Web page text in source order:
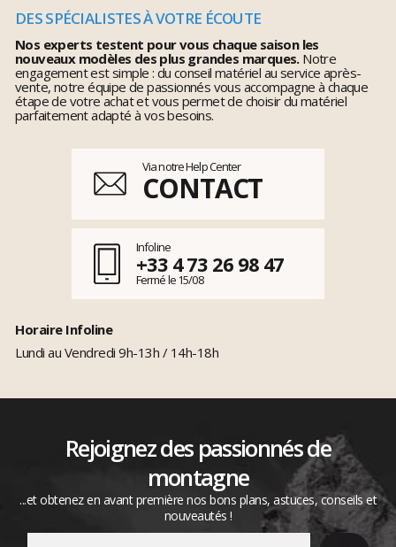
DES SPÉCIALISTES À VOTRE ÉCOUTE
Nos experts testent pour vous chaque saison les
nouveaux modèles des plus grandes marques.Notre
engagement est simple : du conseil matériel au service après-
vente, notre équipe de passionnés vous accompagne à chaque
étape de votre achat et vous permet de choisir du matériel
parfaitement adapté à vos besoins.
Via notre Help Center
CONTACT
Infoline
+33 4 73 26 98 47
Fermé le 15/08
Horaire Infoline
Lundi au Vendredi 9h-13h / 14h-18h
Rejoignez des passionnés de
montagne
...et obtenez en avant première nos bons plans, astuces, conseils et
nouveautés !